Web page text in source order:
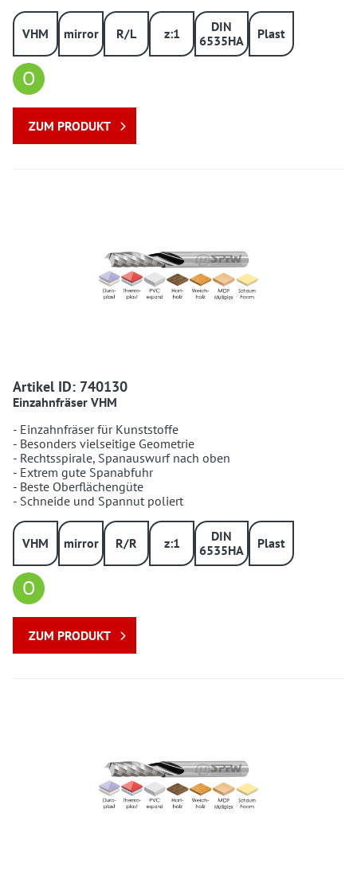
VHM mirror R/L z:1
DIN
6535HA
Plast
O
ZUM PRODUKT
Artikel ID: 740130740130 740130
Einzahnfräser VHM
- Einzahnfräser für Kunststoffe
- Besonders vielseitige Geometrie
- Rechtsspirale, Spanauswurf nach oben
- Extrem gute Spanabfuhr
- Beste Oberflächengüte
- Schneide und Spannut poliert
VHM mirror R/R z:1
DIN
6535HA
Plast
O
ZUM PRODUKT